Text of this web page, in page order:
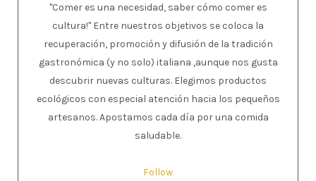
"Comer es una necesidad, saber cómo comer es
cultura!" Entre nuestros objetivos se coloca la
recuperación, promoción y difusión de la tradición
gastronómica (y no solo) italiana ,aunque nos gusta
descubrir nuevas culturas. Elegimos productos
ecológicos con especial atención hacia los pequeños
artesanos. Apostamos cada día por una comida
saludable.
Follow